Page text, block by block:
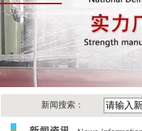
新闻搜索：